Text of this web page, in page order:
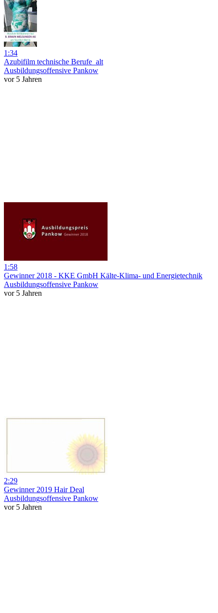
1:34
Azubifilm technische Berufe_alt
Ausbildungsoffensive Pankow
vor 5 Jahren
1:58
Gewinner 2018 - KKE GmbH Kälte-Klima- und Energietechnik
Ausbildungsoffensive Pankow
vor 5 Jahren
2:29
Gewinner 2019 Hair Deal
Ausbildungsoffensive Pankow
vor 5 Jahren